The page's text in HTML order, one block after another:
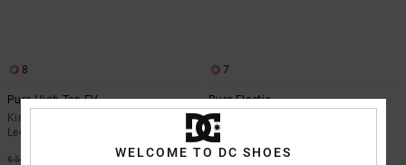
8
Pure High-Top EV
Kinder Schwarz High-Top-
Lederschuhe
€ 55,00
7
Pure Elastic
Kinder Schwarz Lederschuhe
€ 50,00
WELCOME TO DC SHOES